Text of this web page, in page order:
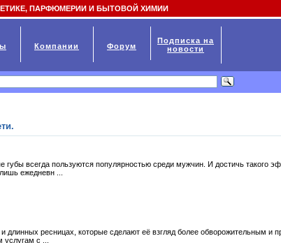
губы всегда пользуются популярностью среди мужчин. И достичь такого
ежедневн ...
длинных ресницах, которые сделают её взгляд более обворожительным и
услугам с ...
ПАРФЮМЕРИИ И БЫТОВОЙ ХИМИИ
Компании Форум
Подписка на
новости